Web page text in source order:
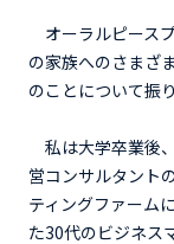
オーラルピース
の家族へのさまざ
のことについて振
私は大学卒業後
営コンサルタント
ティングファーム
た30代のビジネス